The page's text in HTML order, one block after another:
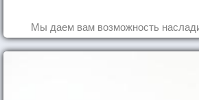
Мы даем вам возможность